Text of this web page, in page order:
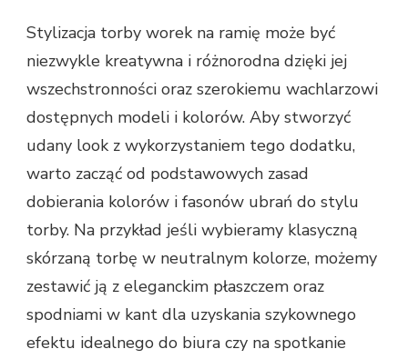
Stylizacja torby worek na ramię może być
niezwykle kreatywna i różnorodna dzięki jej
wszechstronności oraz szerokiemu wachlarzowi
dostępnych modeli i kolorów. Aby stworzyć
udany look z wykorzystaniem tego dodatku,
warto zacząć od podstawowych zasad
dobierania kolorów i fasonów ubrań do stylu
torby. Na przykład jeśli wybieramy klasyczną
skórzaną torbę w neutralnym kolorze, możemy
zestawić ją z eleganckim płaszczem oraz
spodniami w kant dla uzyskania szykownego
efektu idealnego do biura czy na spotkanie